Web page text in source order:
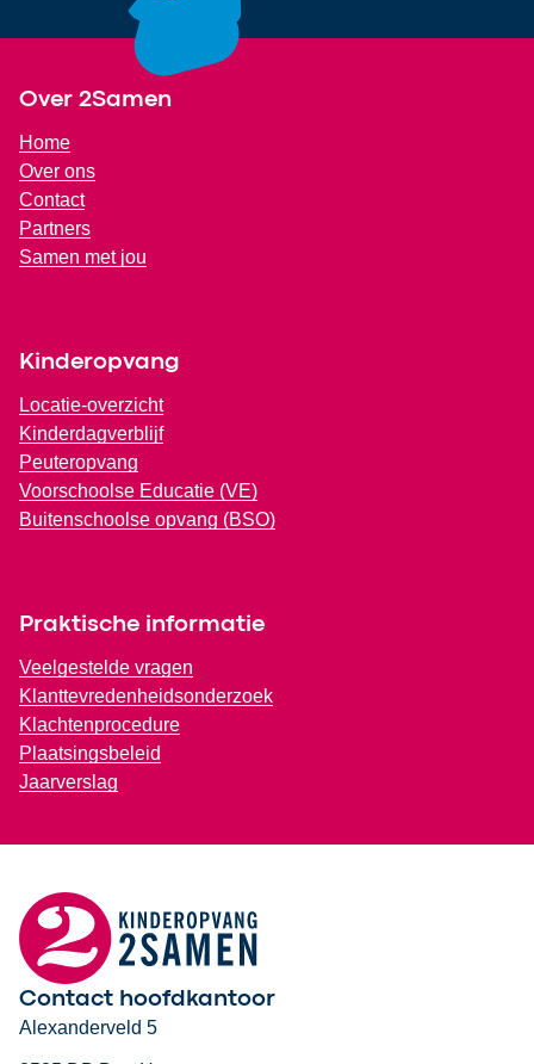
Over 2Samen
Home
Over ons
Contact
Partners
Samen met jou
Kinderopvang
Locatie-overzicht
Kinderdagverblijf
Peuteropvang
Voorschoolse Educatie (VE)
Buitenschoolse opvang (BSO)
Praktische informatie
Veelgestelde vragen
Klanttevredenheidsonderzoek
Klachtenprocedure
Plaatsingsbeleid
Jaarverslag
Contact hoofdkantoor
Alexanderveld 5